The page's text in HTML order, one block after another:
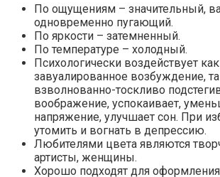
По ощущениям – значительный,
одновременно пугающий.
По яркости – затемненный.
По температуре – холодный.
Психологически воздействует как
завуалированное возбуждение,
взволнованно-тоскливо
воображение, успокаивает,
напряжение, улучшает сон. При
утомить и вогнать в депрессию.
Любителями цвета являются
артисты, женщины.
Хорошо подходят для